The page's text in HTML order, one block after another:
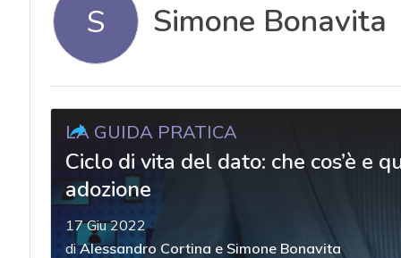
S Simone Bonavita
LA GUIDA PRATICA
Ciclo di vita del dato: che cos’è e
adozione
17 Giu 2022
diAlessandro Cortina e Simone Bonavita